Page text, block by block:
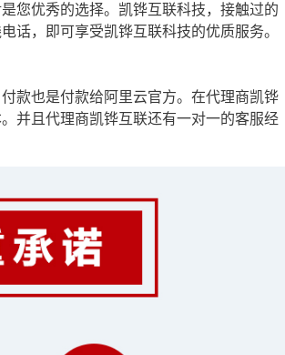
您优秀的选择。凯铧互联科技，接触过的
话，即可享受凯铧互联科技的优质服务。
款也是付款给阿里云官方。在代理商凯铧
并且代理商凯铧互联还有一对一的客服经